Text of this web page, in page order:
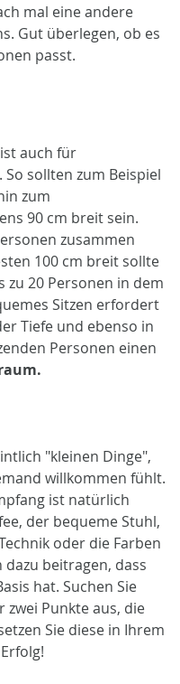
mal eine andere
Gut überlegen, ob es
passt.
auch für
sollten zum Beispiel
zum
90 cm breit sein.
zusammen
100 cm breit sollte
zu 20 Personen in dem
Sitzen erfordert
Tiefe und ebenso in
Personen einen
"kleinen Dinge",
willkommen fühlt.
ist natürlich
der bequeme Stuhl,
oder die Farben
beitragen, dass
hat. Suchen Sie
zwei Punkte aus, die
Sie diese in Ihrem